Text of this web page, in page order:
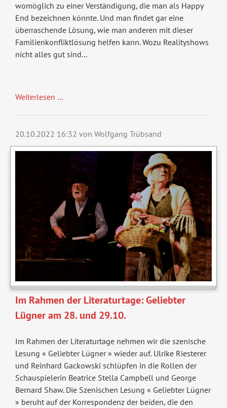
womöglich zu einer Verständigung, die man als Happy
End bezeichnen könnte. Und man findet gar eine
überraschende Lösung, wie man anderen mit dieser
Familienkonfliktlösung helfen kann. Wozu Realityshows
nicht alles gut sind…
Weiterlesen …
20.10.2022 16:32 von Wolfgang Trübsand
Im Rahmen der Literaturtage: Geliebter
Lügner am 28. und 29.10.
Im Rahmen der Literaturtage nehmen wir die szenische
Lesung « Geliebter Lügner » wieder auf. Ulrike Riesterer
und Reinhard Gackowski schlüpfen in die Rollen der
Schauspielerin Beatrice Stella Campbell und George
Bernard Shaw. Die Szenischen Lesung « Geliebter Lügner
» beruht auf der Korrespondenz der beiden, die den